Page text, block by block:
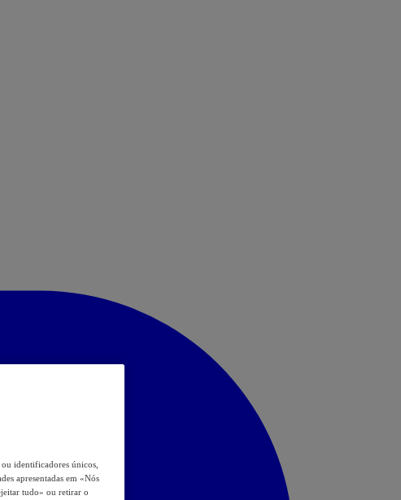
ou identificadores únicos,
apresentadas em «Nós
tudo» ou retirar o